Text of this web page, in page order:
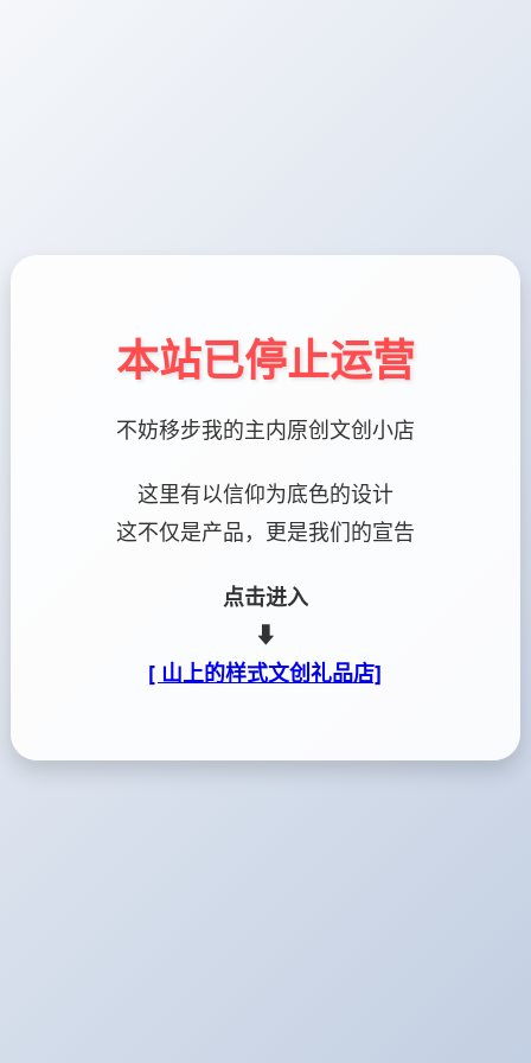
本站已停止运营
不妨移步我的主内原创文创小店
这里有以信仰为底色的设计
这不仅是产品，更是我们的宣告
点击进入
⬇
[ 山上的样式文创礼品店]